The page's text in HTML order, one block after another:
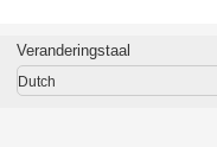
-
Scharniervloer
van de Snelheids
Veranderingstaal
Dutch